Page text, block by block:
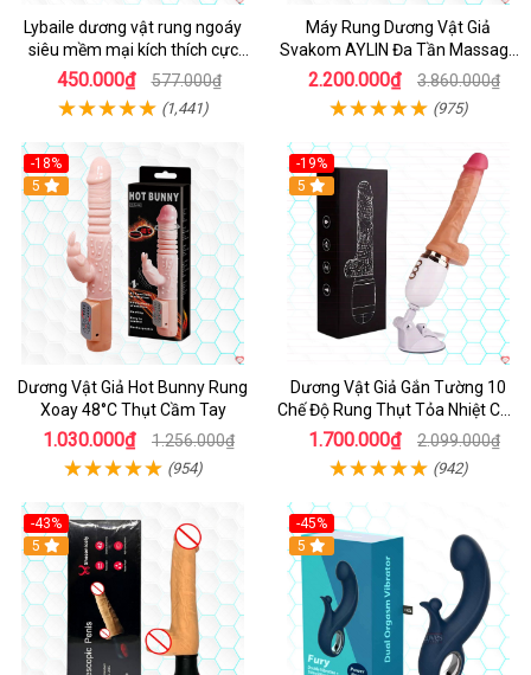
Lybaile dương vật rung ngoáy
siêu mềm mại kích thích cực
mạnh
450.000₫ 577.000₫
(1,441)
Máy Rung Dương Vật Giả
Svakom AYLIN Đa Tần Massage
Sướng
2.200.000₫ 3.860.000₫
(975)
-18%
Hot
5
Dương Vật Giả Hot Bunny Rung
Xoay 48°C Thụt Cầm Tay
1.030.000₫ 1.256.000₫
(954)
-19%
Hot
5
Dương Vật Giả Gắn Tường 10
Chế Độ Rung Thụt Tỏa Nhiệt Cao
Cấp
1.700.000₫ 2.099.000₫
(942)
-43%
5
-45%
Hot
5